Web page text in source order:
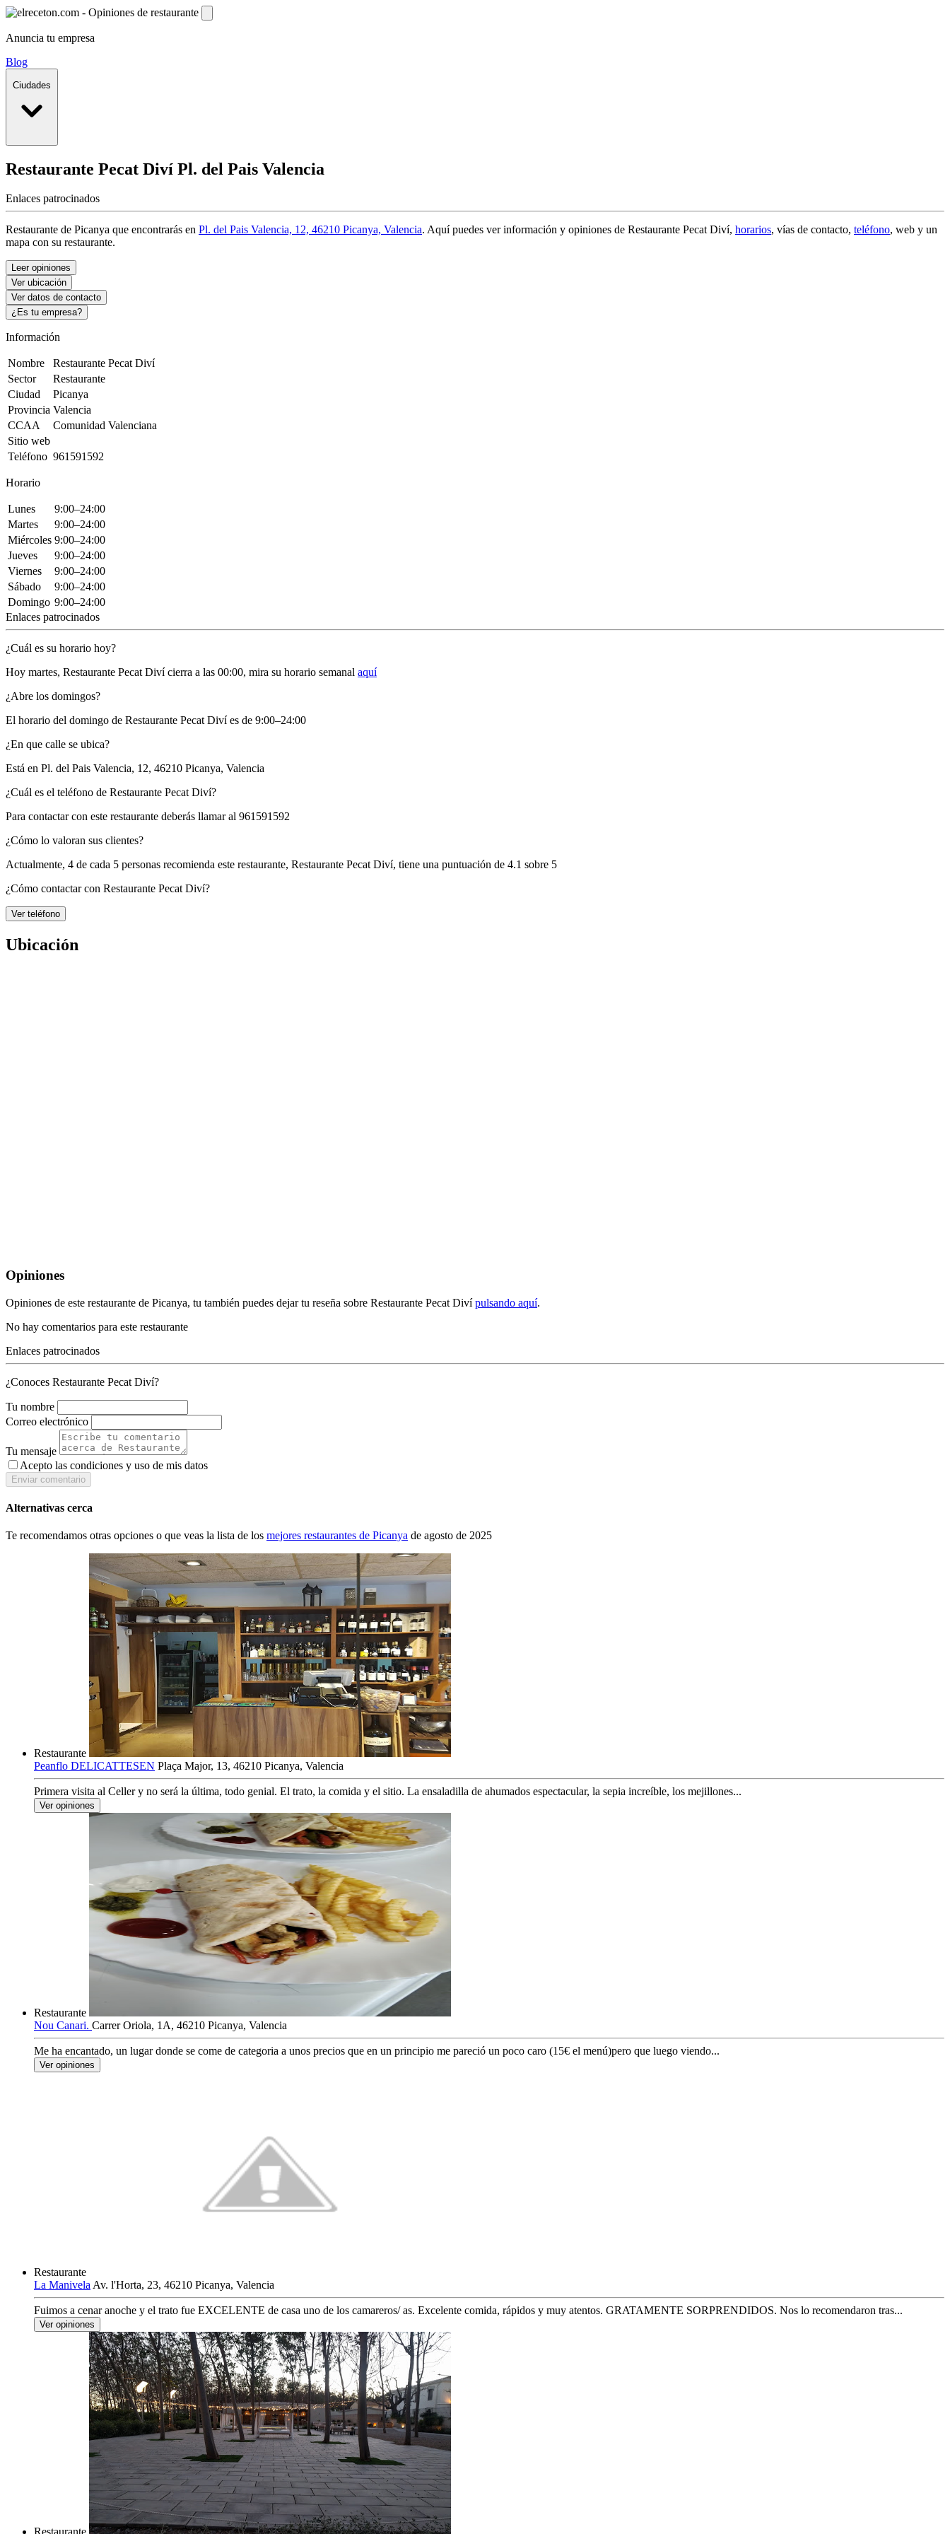
Anuncia tu empresa
Blog
Ciudades
Restaurante Pecat Diví Pl. del Pais Valencia
Enlaces patrocinados
Restaurante de Picanya que encontrarás en Pl. del Pais Valencia, 12, 46210 Picanya, Valencia. Aquí puedes ver información y opiniones de Restaurante Pecat Diví, horarios, vías de contacto, teléfono, web y un
mapa con su restaurante.
Leer opiniones
Ver ubicación
Ver datos de contacto
¿Es tu empresa?
Información
Nombre
Restaurante Pecat Diví
Sector
Restaurante
Ciudad
Picanya
Provincia Valencia
CCAA
Comunidad Valenciana
Sitio web
Teléfono 961591592
Horario
Lunes
9:00–24:00
Martes
9:00–24:00
Miércoles 9:00–24:00
Jueves
9:00–24:00
Viernes
9:00–24:00
Sábado
9:00–24:00
Domingo 9:00–24:00
Enlaces patrocinados
¿Cuál es su horario hoy?
Hoy martes, Restaurante Pecat Diví cierra a las 00:00, mira su horario semanal aquí
¿Abre los domingos?
El horario del domingo de Restaurante Pecat Diví es de 9:00–24:00
¿En que calle se ubica?
Está en Pl. del Pais Valencia, 12, 46210 Picanya, Valencia
¿Cuál es el teléfono de Restaurante Pecat Diví?
Para contactar con este restaurante deberás llamar al 961591592
¿Cómo lo valoran sus clientes?
Actualmente, 4 de cada 5 personas recomienda este restaurante, Restaurante Pecat Diví, tiene una puntuación de 4.1 sobre 5
¿Cómo contactar con Restaurante Pecat Diví?
Ver teléfono
Ubicación
Opiniones
Opiniones de este restaurante de Picanya, tu también puedes dejar tu reseña sobre Restaurante Pecat Divípulsando aquí.
No hay comentarios para este restaurante
Enlaces patrocinados
¿Conoces Restaurante Pecat Diví?
Tu nombre
Correo electrónico
Tu mensaje
Acepto las condiciones y uso de mis datos
Enviar comentario
Alternativas cerca
Te recomendamos otras opciones o que veas la lista de los mejores restaurantes de Picanya de agosto de 2025
Restaurante
Peanflo DELICATTESEN Plaça Major, 13, 46210 Picanya, Valencia
Primera visita al Celler y no será la última, todo genial. El trato, la comida y el sitio. La ensaladilla de ahumados espectacular, la sepia increíble, los mejillones...
Ver opiniones
Restaurante
Nou Canari. Carrer Oriola, 1A, 46210 Picanya, Valencia
Me ha encantado, un lugar donde se come de categoria a unos precios que en un principio me pareció un poco caro (15€ el menú)pero que luego viendo...
Ver opiniones
Restaurante
La Manivela Av. l'Horta, 23, 46210 Picanya, Valencia
Fuimos a cenar anoche y el trato fue EXCELENTE de casa uno de los camareros/ as. Excelente comida, rápidos y muy atentos. GRATAMENTE SORPRENDIDOS. Nos lo recomendaron tras...
Ver opiniones